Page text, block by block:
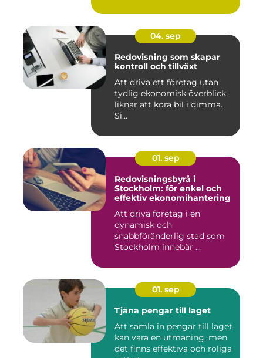
04. sep
Redovisning som skapar
kontroll och tillväxt
Att driva ett företag utan
tydlig ekonomisk överblick
liknar att köra bil i dimma.
Si...
01. sep
Redovisningsbyrå i
Stockholm: för enkel och
effektiv ekonomihantering
Att driva företag i en
dynamisk och
snabbföränderlig stad som
Stockholm innebär ...
01. sep
Tjäna pengar till laget
Att samla in pengar till laget
kan vara en utmaning, men
det finns effektiva och roliga